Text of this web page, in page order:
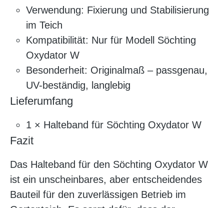
Verwendung: Fixierung und Stabilisierung
im Teich
Kompatibilität: Nur für Modell Söchting
Oxydator W
Besonderheit: Originalmaß – passgenau,
UV-beständig, langlebig
Lieferumfang
1 × Halteband für Söchting Oxydator W
Fazit
Das Halteband für den Söchting Oxydator W
ist ein unscheinbares, aber entscheidendes
Bauteil für den zuverlässigen Betrieb im